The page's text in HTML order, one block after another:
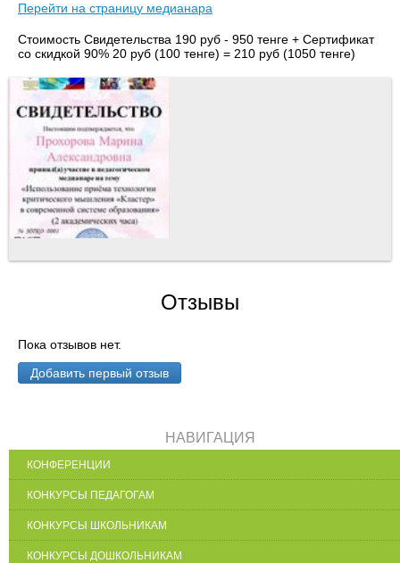
Перейти на страницу медианара
Стоимость Свидетельства 190 руб - 950 тенге + Сертификат
со скидкой 90% 20 руб (100 тенге) = 210 руб (1050 тенге)
Отзывы
Пока отзывов нет.
Добавить первый отзыв
НАВИГАЦИЯ
КОНФЕРЕНЦИИ
КОНКУРСЫ ПЕДАГОГАМ
КОНКУРСЫ ШКОЛЬНИКАМ
КОНКУРСЫ ДОШКОЛЬНИКАМ